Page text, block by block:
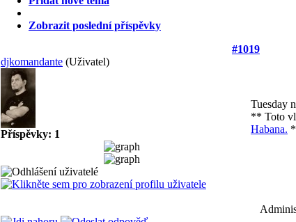
Zobrazit poslední příspěvky
#1019
djkomandante (Uživatel)
Příspěvky: 1
Tuesday
** Toto
Habana.